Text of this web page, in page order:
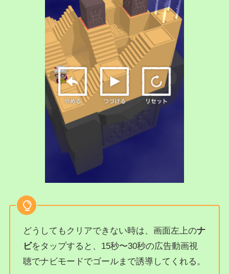
どうしてもクリアできない時は、画面左上のナ
ビをタップすると、15秒〜30秒の広告動画視
聴でナビモードでゴールまで誘導してくれる。